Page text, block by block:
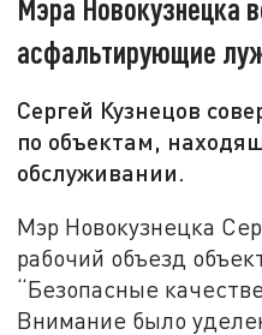
Мэра Новокузнецка
асфальтирующие
Сергей Кузнецов
по объектам,
обслуживании.
Мэр Новокузнецка
рабочий объезд
“Безопасные
Внимание было